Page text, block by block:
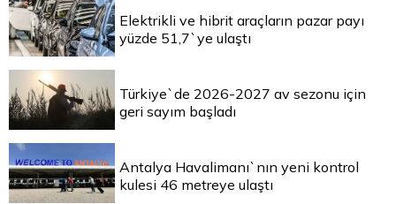
Elektrikli ve hibrit araçların pazar payı
yüzde 51,7`ye ulaştı
Türkiye`de 2026-2027 av sezonu için
geri sayım başladı
Antalya Havalimanı`nın yeni kontrol
kulesi 46 metreye ulaştı